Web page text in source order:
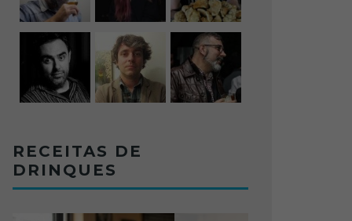
RECEITAS DE
DRINQUES